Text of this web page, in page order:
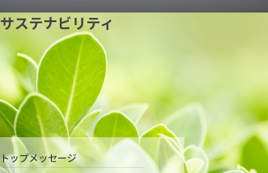
サステナビリティ
トップメッセージ